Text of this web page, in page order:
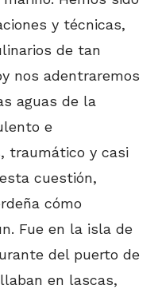
y técnicas,
de tan
nos adentraremos
aguas de la
e
traumático y casi
cuestión,
cómo
Fue en la isla de
del puerto de
en lascas,